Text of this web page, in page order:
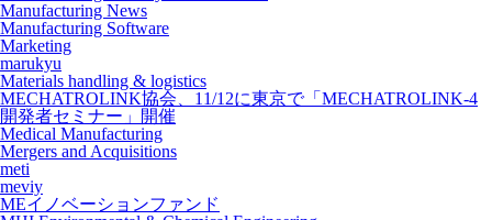
Manufacturing News
Manufacturing Software
Marketing
marukyu
Materials handling & logistics
MECHATROLINK協会、11/12に東京で「MECHATROLINK-4
開発者セミナー」開催
Medical Manufacturing
Mergers and Acquisitions
meti
meviy
MEイノベーションファンド